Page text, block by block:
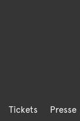
Tickets Presse